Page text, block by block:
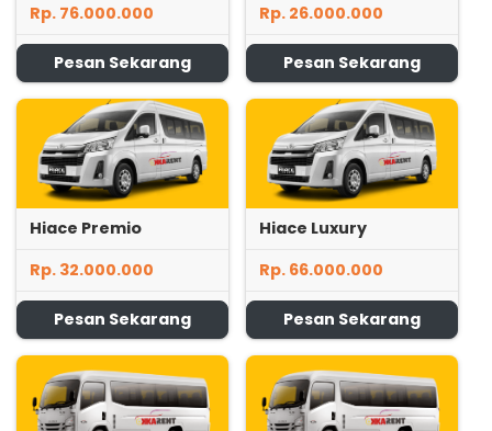
Rp. 76.000.000
Pesan Sekarang
Rp. 26.000.000
Pesan Sekarang
Hiace Premio
Rp. 32.000.000
Pesan Sekarang
Hiace Luxury
Rp. 66.000.000
Pesan Sekarang